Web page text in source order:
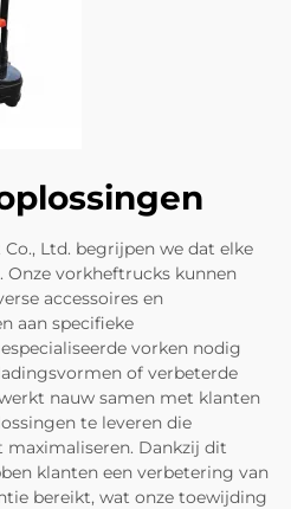
Ltd. begrijpen we dat elke
Onze vorkheftrucks kunnen
accessoires en
aan specifieke
vorken nodig
of verbeterde
nauw samen met klanten
te leveren die
Dankzij dit
klanten een verbetering van
bereikt, wat onze toewijding